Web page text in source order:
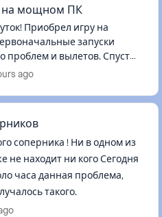
на мощном ПК
на
проблем и вылетов. Спустя
закрываться без
ago
соперника ! Ни в одном из
не находит ни кого Сегодня
часа данная проблема,
такого.